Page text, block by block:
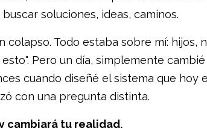
soluciones, ideas, caminos.
colapso. Todo estaba sobre mí: hijos,
Pero un día, simplemente
cuando diseñé el sistema que hoy
con una pregunta distinta.
cambiará tu realidad.